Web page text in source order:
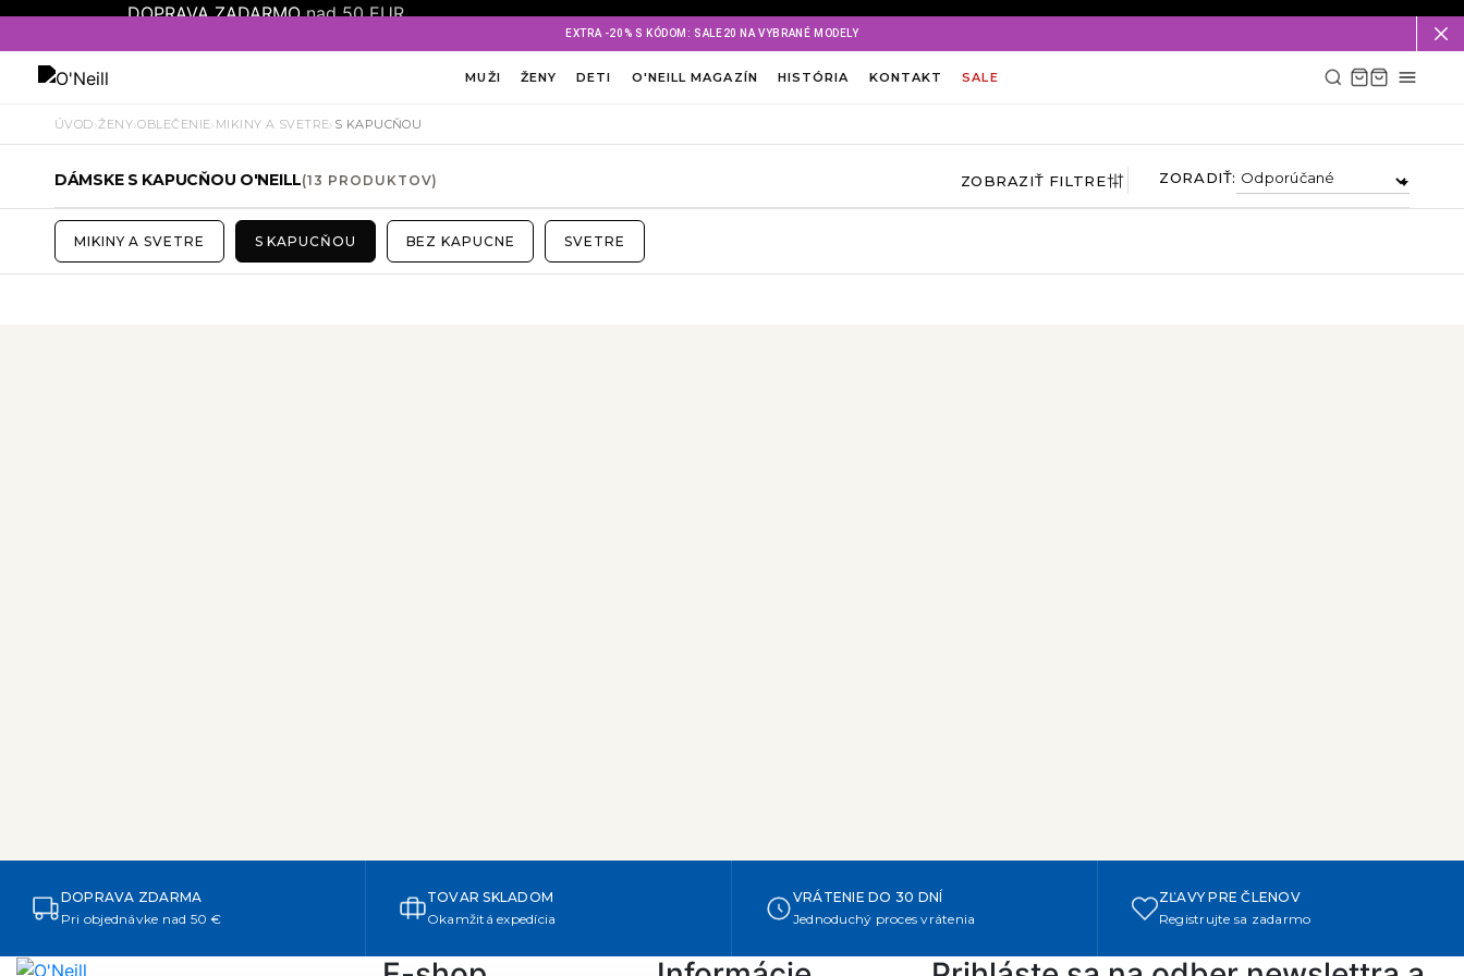
DOPRAVA ZADARMOnad 50 EUR
EXTRA -20% S KÓDOM: SALE20 NA VYBRANÉ MODELY
MUŽI ŽENY DETI O'NEILL MAGAZÍN HISTÓRIA KONTAKT SALE
ÚVOD ›ŽENY›OBLEČENIE › MIKINY A SVETRE › S KAPUCŇOU
DÁMSKE S KAPUCŇOU O'NEILL(13 PRODUKTOV) ZOBRAZIŤ FILTRE ZORADIŤ:
MIKINY A SVETRE S KAPUCŇOU BEZ KAPUCNE SVETRE
DOPRAVA ZDARMA
Pri objednávke nad 50 €
TOVAR SKLADOM
Okamžitá expedícia
VRÁTENIE DO 30 DNÍ
Jednoduchý proces vrátenia
ZĽAVY PRE ČLENOV
Registrujte sa zadarmo